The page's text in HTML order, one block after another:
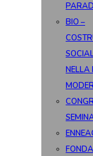
BIO –
NELLA